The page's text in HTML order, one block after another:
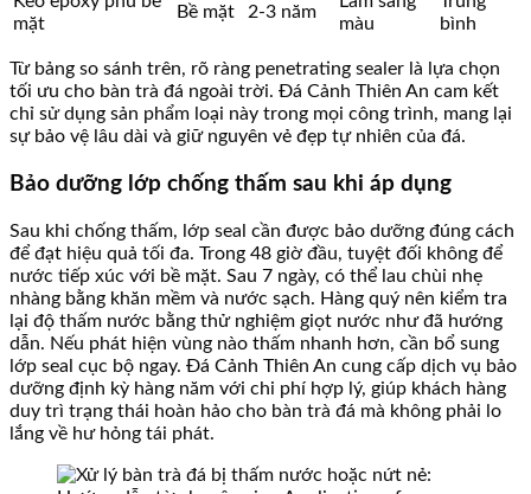
mặt
Bề mặt 2-3 năm
màu
bình
Từ bảng so sánh trên, rõ ràng penetrating sealer là lựa chọn
tối ưu cho bàn trà đá ngoài trời. Đá Cảnh Thiên An cam kết
chỉ sử dụng sản phẩm loại này trong mọi công trình, mang lại
sự bảo vệ lâu dài và giữ nguyên vẻ đẹp tự nhiên của đá.
Bảo dưỡng lớp chống thấm sau khi áp dụng
Sau khi chống thấm, lớp seal cần được bảo dưỡng đúng cách
để đạt hiệu quả tối đa. Trong 48 giờ đầu, tuyệt đối không để
nước tiếp xúc với bề mặt. Sau 7 ngày, có thể lau chùi nhẹ
nhàng bằng khăn mềm và nước sạch. Hàng quý nên kiểm tra
lại độ thấm nước bằng thử nghiệm giọt nước như đã hướng
dẫn. Nếu phát hiện vùng nào thấm nhanh hơn, cần bổ sung
lớp seal cục bộ ngay. Đá Cảnh Thiên An cung cấp dịch vụ bảo
dưỡng định kỳ hàng năm với chi phí hợp lý, giúp khách hàng
duy trì trạng thái hoàn hảo cho bàn trà đá mà không phải lo
lắng về hư hỏng tái phát.